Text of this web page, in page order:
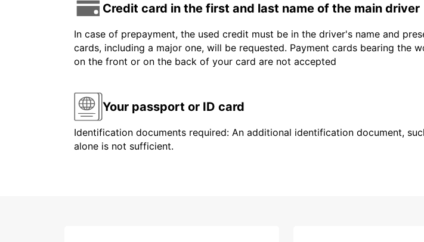
Credit card in the first and last name of the main driver
In case of prepayment, the used credit must be in the driver's name and
cards, including a major one, will be requested. Payment cards bearing the
on the front or on the back of your card are not accepted
Your passport or ID card
Identification documents required: An additional identification document,
alone is not sufficient.